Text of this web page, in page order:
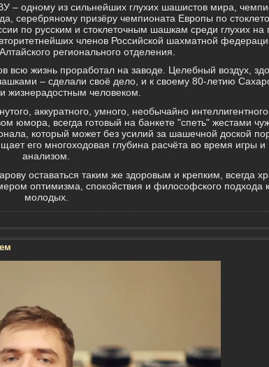
– одному из сильнейших глухих шашистов мира,
серебряному призёру чемпионата Европы по
по русским и стоклеточным шашкам среди глухих на
членов Российской шахматной
регионального отделения.
всю жизнь проработал на заводе. Целебный воздух,
– сделали своё дело, и к своему 80-летию
жизнерадостным человеком.
аккуратного, умного, необычайно
юмора, всегда готовый на банкете "спеть" жестами
который может без усилий за шашечной доской
его многоходовая глубина расчёта во время игры и
анализом.
оставаться таким же здоровым и крепким, всегда
оптимизма, спокойствия и философского подхода
молодых.